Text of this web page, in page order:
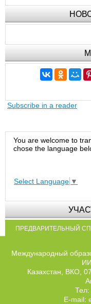
Subscribe in a reader
You are welcome to
chose the language
Select Language ▼
ПРЕДВАРИТЕЛЬНЫЙ
Международный
Казахстан, ВКО,
Тел:
E-mail: